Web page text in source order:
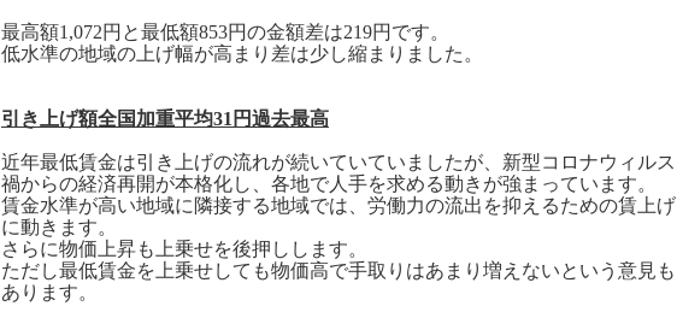
最高額1,072円と最低額853円の金額差は219円です。
低水準の地域の上げ幅が高まり差は少し縮まりました。
引き上げ額全国加重平均31 円過去最高
近年最低賃金は引き上げの流れが続いていていましたが、新型コロナウィルス
禍からの経済再開が本格化し、各地で人手を求める動きが強まっています。
賃金水準が高い地域に隣接する地域では、労働力の流出を抑えるための賃上げ
に動きます。
さらに物価上昇も上乗せを後押しします。
ただし最低賃金を上乗せしても物価高で手取りはあまり増えないという意見も
あります。